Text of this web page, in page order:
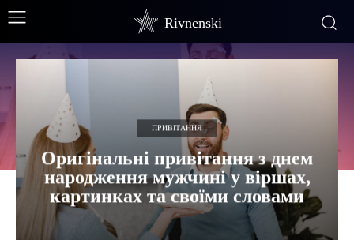
Rivnenski
ПРИВІТАННЯ
Оригінальні привітання з днем
народження мужчині у віршах,
картинках та своїми словами